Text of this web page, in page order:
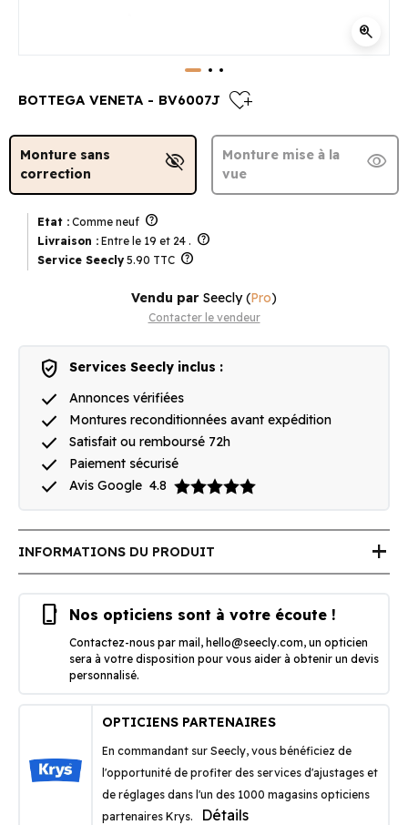
zoom_in
BOTTEGA VENETA - BV6007J heart_plus
Monture sans
correction
visibility_off
Monture mise à la
vue
visibility
Etat : Comme neuf help
Livraison : Entre le 19 et 24 . help
Service Seecly 5.90 TTC help
Vendu par Seecly(Pro)
Contacter le vendeur
verified_user Services Seecly inclus :
done Annonces vérifiées
done Montures reconditionnées avant expédition
done Satisfait ou remboursé 72h
done Paiement sécurisé
done Avis Google 4.8
INFORMATIONS DU PRODUIT add
phone_iphone Nos opticiens sont à votre écoute !
Contactez-nous par mail, hello@seecly.com, un opticien
sera à votre disposition pour vous aider à obtenir un devis
personnalisé.
OPTICIENS PARTENAIRES
En commandant sur Seecly, vous bénéficiez de
l'opportunité de profiter des services d'ajustages et
de réglages dans l'un des 1000 magasins opticiens
partenaires Krys.
Détails